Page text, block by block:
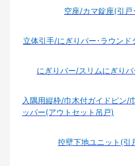
空座/カマ錠座(引戸
立体引手/にぎりバー･ラウンド
にぎりバー/スリムにぎり
入隅用縦枠/巾木付ガイドピン/
ッパー(アウトセット吊戸)
控壁下地ユニット(引